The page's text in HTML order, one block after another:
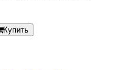
Купить